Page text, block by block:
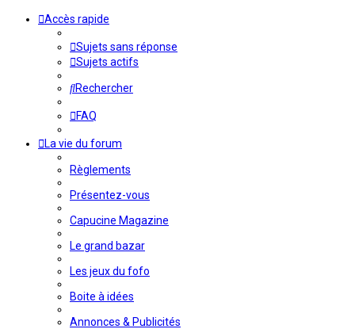
Accès rapide
Sujets sans réponse
Sujets actifs
Rechercher
FAQ
La vie du forum
Règlements
Présentez-vous
Capucine Magazine
Le grand bazar
Les jeux du fofo
Boite à idées
Annonces & Publicités